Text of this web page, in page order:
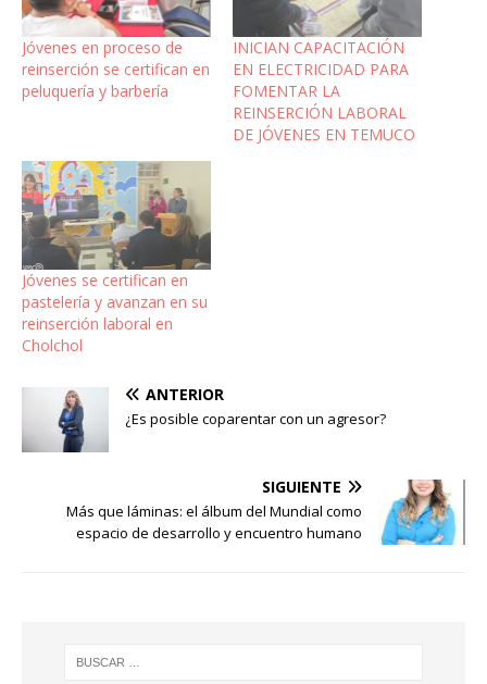
Jóvenes en proceso de
reinserción se certifican en
peluquería y barbería
INICIAN CAPACITACIÓN
EN ELECTRICIDAD PARA
FOMENTAR LA
REINSERCIÓN LABORAL
DE JÓVENES EN TEMUCO
Jóvenes se certifican en
pastelería y avanzan en su
reinserción laboral en
Cholchol
ANTERIOR
¿Es posible coparentar con un agresor?
SIGUIENTE
Más que láminas: el álbum del Mundial como
espacio de desarrollo y encuentro humano